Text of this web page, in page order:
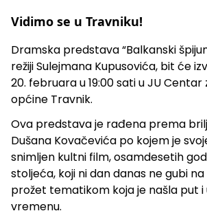
Vidimo se u Travniku!
Dramska predstava “Balkanski
režiji Sulejmana Kupusovića, bit će
20. februara u 19:00 sati u JU Centar
općine Travnik.
Ova predstava je rađena prema
Dušana Kovačevića po kojem je
snimljen kultni film, osamdesetih
stoljeća, koji ni dan danas ne gubi
prožet tematikom koja je našla put i
vremenu.